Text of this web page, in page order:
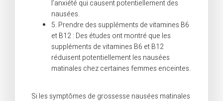
l’anxiété qui causent potentiellement des
nausées.
5. Prendre des suppléments de vitamines B6
et B12 : Des études ont montré que les
suppléments de vitamines B6 et B12
réduisent potentiellement les nausées
matinales chez certaines femmes enceintes.
Si les symptômes de grossesse nausées matinales